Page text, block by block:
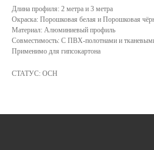
Длина профиля: 2 метра и 3 метра
Окраска: Порошковая белая и Порошковая
Материал: Алюминиевый профиль
Совместимость: С ПВХ-полотнами и
Применимо для гипсокартона
СТАТУС: ОСН
ДЗЕРЖИНСКОГО, 19Б
ВС.: ВЫХОДНОЙ
СБ.: С 9:00 ДО
ПН.-ПТ.: С 8:30 ДО
А. НЕВСКОГО, 210Б
+7 908 290 07 75